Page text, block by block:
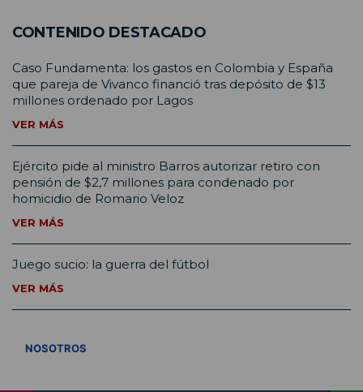
CONTENIDO DESTACADO
Caso Fundamenta: los gastos en Colombia y España
que pareja de Vivanco financió tras depósito de $13
millones ordenado por Lagos
VER MÁS
Ejército pide al ministro Barros autorizar retiro con
pensión de $2,7 millones para condenado por
homicidio de Romario Veloz
VER MÁS
Juego sucio: la guerra del fútbol
VER MÁS
NOSOTROS